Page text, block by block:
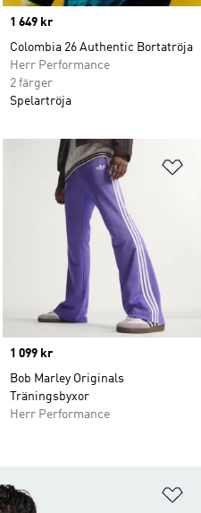
Price
1 649 kr
Colombia 26 Authentic Bortatröja
Herr Performance
2 färger
Spelartröja
till på önskelistan
Price
1 099 kr
Bob Marley Originals
Träningsbyxor
Herr Performance